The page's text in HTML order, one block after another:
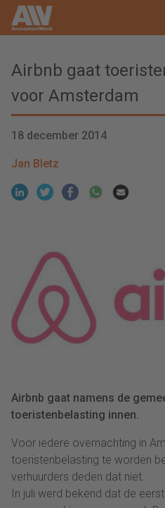
Airbnb gaat
voor Amsterdam
18 december 2014
Jan Bletz
Airbnb gaat namens de
toeristenbelasting innen.
Voor iedere overnachting in
toeristenbelasting te worden
verhuurders deden dat niet.
In juli werd bekend dat de